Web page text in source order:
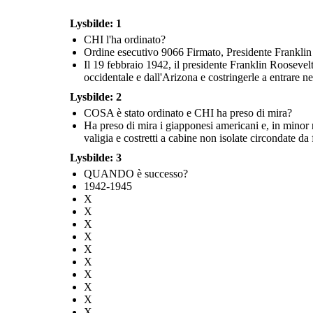
your own at Storyboard That
DOVE venivano
Fu ordinato tre mesi dopo che il Giappone aveva bombardato Pearl
Harbor. L'isteria è stata alimentata da decenni di razzismo e
politiche anti-asiatiche. Chiunque di origine giapponese era visto
come un nemico, anche quelli che avevano vissuto negli Stati Uniti
per decenni o per tutta la vita.
Dicembre. 7, 1941
Il Giappone attacca Pearl Harbor
FDR: "Una data che vivrà nell'infamia".
COME ha influenzato i giapponesi
americani?
Abbiamo perso tutto.
Dove andremo? Come
ricominciamo?
Lysbilde: 1
CHI l'ha ordinato?
Ordine esecutivo 9066 Firmato, Presidente
Il 19 febbraio 1942, il presidente Franklin
occidentale e dall'Arizona e costringerle a entrare
Lysbilde: 2
COSA è stato ordinato e CHI ha preso di mira?
Ha preso di mira i giapponesi americani e, in
valigia e costretti a cabine non isolate circondate
Lysbilde: 3
QUANDO è successo?
1942-1945
X
X
X
X
X
X
X
X
X